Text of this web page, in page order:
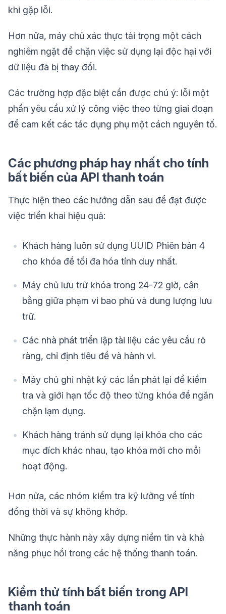
khi gặp lỗi.
Hơn nữa, máy chủ xác thực tải trọng một cách
nghiêm ngặt để chặn việc sử dụng lại độc hại với
dữ liệu đã bị thay đổi.
Các trường hợp đặc biệt cần được chú ý: lỗi một
phần yêu cầu xử lý công việc theo từng giai đoạn
để cam kết các tác dụng phụ một cách nguyên tố.
Các phương pháp hay nhất cho tính
bất biến của API thanh toán
Thực hiện theo các hướng dẫn sau để đạt được
việc triển khai hiệu quả:
Khách hàng luôn sử dụng UUID Phiên bản 4
cho khóa để tối đa hóa tính duy nhất.
Máy chủ lưu trữ khóa trong 24-72 giờ, cân
bằng giữa phạm vi bao phủ và dung lượng lưu
trữ.
Các nhà phát triển lập tài liệu các yêu cầu rõ
ràng, chỉ định tiêu đề và hành vi.
Máy chủ ghi nhật ký các lần phát lại để kiểm
tra và giới hạn tốc độ theo từng khóa để ngăn
chặn lạm dụng.
Khách hàng tránh sử dụng lại khóa cho các
mục đích khác nhau, tạo khóa mới cho mỗi
hoạt động.
Hơn nữa, các nhóm kiểm tra kỹ lưỡng về tính
đồng thời và sự không khớp.
Những thực hành này xây dựng niềm tin và khả
năng phục hồi trong các hệ thống thanh toán.
Kiểm thử tính bất biến trong API
thanh toán